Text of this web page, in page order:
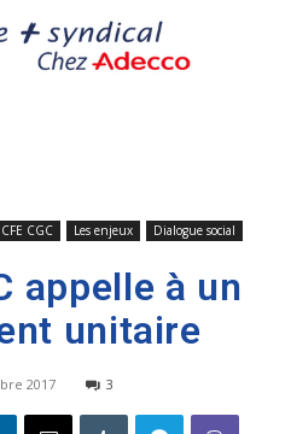
CFE CGC Les enjeux Dialogue social
appelle à un
unitaire
2017 3